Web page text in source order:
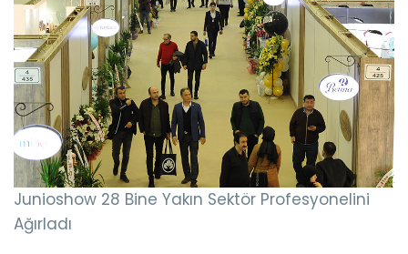
Junioshow 28 Bine Yakın Sektör Profesyonelini
Ağırladı